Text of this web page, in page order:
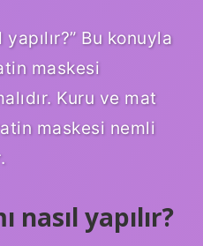
yapılır?” Bu konuyla
maskesi
Kuru ve mat
maskesi nemli
nasıl yapılır?